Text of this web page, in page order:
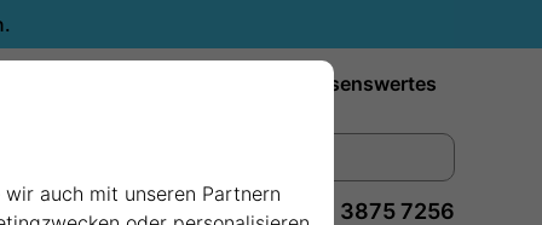
Wissenswertes
+49 228 3875 7256
auch mit unseren Partnern